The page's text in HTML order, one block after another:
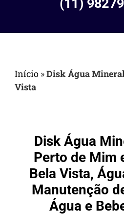
(11)
Início »Disk Água
Vista
Disk Água
Perto de Mim
Bela Vista,
Manutenção
Água e